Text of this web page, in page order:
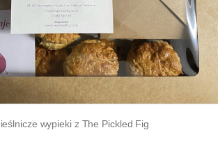
wypieki z The Pickled Fig